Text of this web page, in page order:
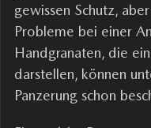
gewissen Schutz,
Probleme bei einer
Handgranaten, die
darstellen, können
Panzerung schon